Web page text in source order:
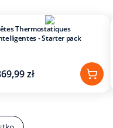
Thermostatiques
- Starter pack
zł